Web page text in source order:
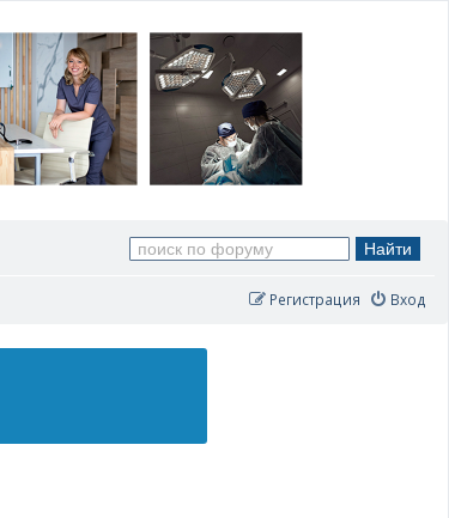
Вход
Регистрация